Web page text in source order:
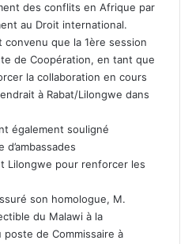
des conflits en Afrique par
au Droit international.
que la 1ère session
de Coopération, en tant que
la collaboration en cours
à Rabat/Lilongwe dans
également souligné
d’ambassades
Lilongwe pour renforcer les
son homologue, M.
du Malawi à la
de Commissaire à